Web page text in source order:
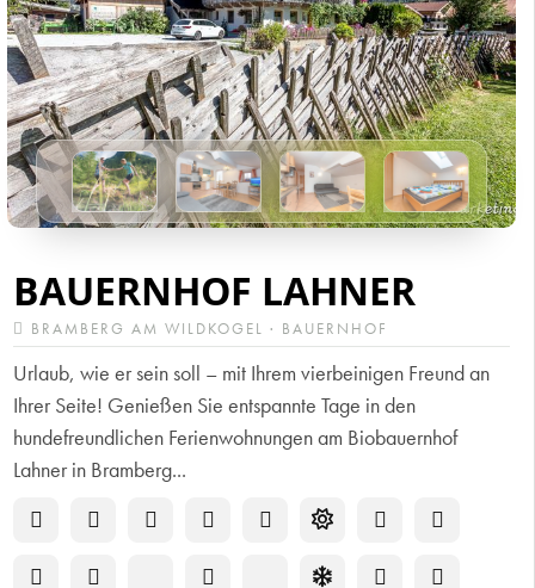
BAUERNHOF LAHNER
BRAMBERG AM WILDKOGEL · BAUERNHOF
Urlaub, wie er sein soll – mit Ihrem vierbeinigen Freund an
Ihrer Seite! Genießen Sie entspannte Tage in den
hundefreundlichen Ferienwohnungen am Biobauernhof
Lahner in Bramberg...